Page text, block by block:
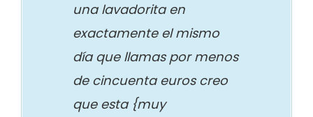
una lavadorita en
exactamente el mismo
día que llamas por menos
de cincuenta euros creo
que esta {muy